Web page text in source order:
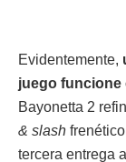
Evidentemente,
juego funcione
Bayonetta 2
& slash
tercera entrega